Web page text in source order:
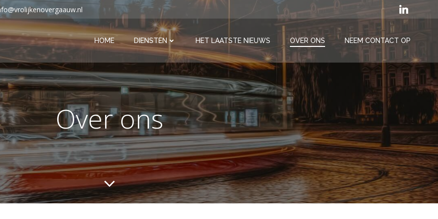
HOME DIENSTEN HET LAATSTE NIEUWS OVER ONS NEEM CONTACT OP
Over ons